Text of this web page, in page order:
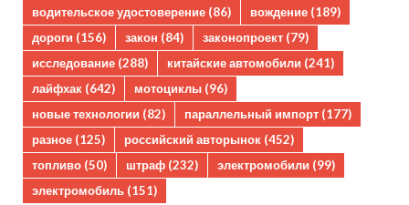
водительское удостоверение (86) вождение (189)
дороги (156) закон (84) законопроект (79)
исследование (288) китайские автомобили (241)
лайфхак (642) мотоциклы (96)
новые технологии (82) параллельный импорт (177)
разное (125) российский авторынок (452)
топливо (50) штраф (232) электромобили (99)
электромобиль (151)